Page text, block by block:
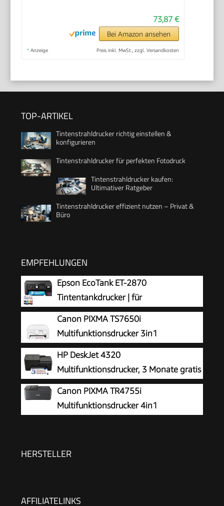
73,87 €
Bei Amazon ansehen
* Anzeige Preis inkl. MwSt., zzgl. Versandkosten
TOP-ARTIKEL
Tintenstrahldrucker richtig einstellen &
konfigurieren
Tintenstrahldrucker für perfekten Fotodruck
Tintenstrahldrucker kaufen:
Ultimativer Ratgeber
Tintenstrahldrucker effizient nutzen – Privat &
Büro
EMPFEHLUNGEN
Epson EcoTank ET-2870
Tintentankdrucker | für
vielbeschäftigte Haushalte | WLAN | A4
| Drucken, Kopieren, Scannen | 3.7 cm LCD-
Display | inkl. Tinte für bis zu 3 Jahre
Canon PIXMA TS7650i
Multifunktionsdrucker 3in1
(Tintenstrahl,Drucken, Kopieren,
Scannen, A4, 6,7 cm Touch LCD, WLAN,
Duplexdruck, 2 Papierzuführungen, kompatibel
mit Pixma Print Plan ABO) Weiß
HP DeskJet 4320
Multifunktionsdrucker, 3 Monate gratis
drucken Instant Ink inklusive, Drucker,
Kopierer, Scanner, WLAN, Automatischer
Vorlageneinzug, Tinte: 308/308e
Canon PIXMA TR4755i
Multifunktionsdrucker 4in1
Duplexdruck, kompatibel mit Pixma Print Plan
HERSTELLER
AFFILIATELINKS